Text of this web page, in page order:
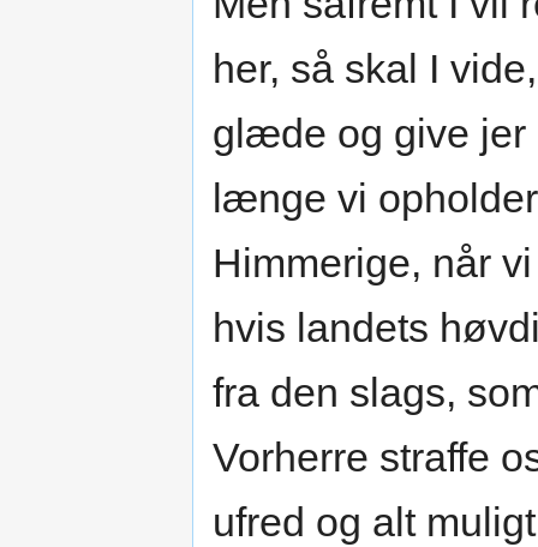
her, så skal I
glæde og give jer
længe vi
Himmerige, når
hvis landets
fra den slags,
Vorherre straffe
ufred og alt